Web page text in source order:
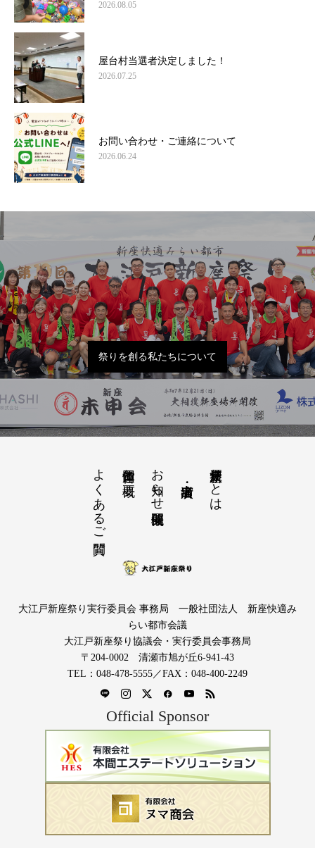
2026.08.05
屋台村当選者決定しました！
2026.07.25
お問い合わせ・ご連絡について
2026.06.24
祭りを創る私たちについて
大江戸新座祭りとは
お知らせ開催概要
運営団体と概要
よくあるご質問
大江戸新座祭り実行委員会 事務局 一般社団法人 新座快適み
らい都市会議
大江戸新座祭り協議会・実行委員会事務局
〒204-0002 清瀬市旭が丘6-941-43
TEL：048-478-5555／FAX：048-400-2249
Official Sponsor